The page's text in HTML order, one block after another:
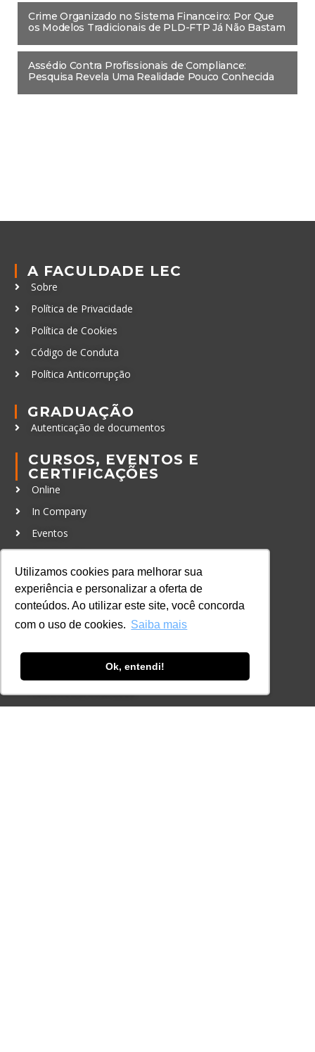
Utilizamos cookies para melhorar sua
experiência e personalizar a oferta de
conteúdos. Ao utilizar este site, você concorda
com o uso de cookies. Saiba mais
Ok, entendi!
Crime Organizado no Sistema Financeiro: Por Que
os Modelos Tradicionais de PLD-FTP Já Não Bastam
Assédio Contra Profissionais de Compliance:
Pesquisa Revela Uma Realidade Pouco Conhecida
A FACULDADE LEC
Sobre
Política de Privacidade
Política de Cookies
Código de Conduta
Política Anticorrupção
GRADUAÇÃO
Autenticação de documentos
CURSOS, EVENTOS E
CERTIFICAÇÕES
Online
In Company
Eventos
Certificações
CONTATO
+55 11 3259-2837
+55 11 98924-8322
Ferramenta Antifraude